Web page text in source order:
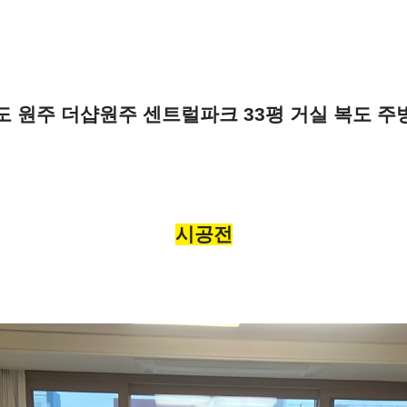
원주 더샵원주 센트럴파크 33평 거실 복도 주
시공전